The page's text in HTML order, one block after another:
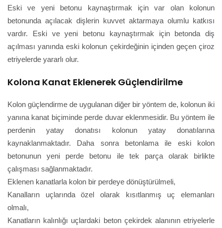
Eski ve yeni betonu kaynaştırmak için var olan kolonun
betonunda açılacak dişlerin kuvvet aktarmaya olumlu katkısı
vardır. Eski ve yeni betonu kaynaştırmak için betonda diş
açılması yanında eski kolonun çekirdeğinin içinden geçen çiroz
etriyelerde yararlı olur.
Kolona Kanat Eklenerek Güçlendirilme
Kolon güçlendirme de uygulanan diğer bir yöntem de, kolonun iki
yanına kanat biçiminde perde duvar eklenmesidir. Bu yöntem ile
perdenin yatay donatısı kolonun yatay donatılarına
kaynaklanmaktadır. Daha sonra betonlama ile eski kolon
betonunun yeni perde betonu ile tek parça olarak birlikte
çalışması sağlanmaktadır.
Eklenen kanatlarla kolon bir perdeye dönüştürülmeli,
Kanalların uçlarında özel olarak kısıtlanmış uç elemanları
olmalı,
Kanatların kalınlığı uçlardaki beton çekirdek alanının etriyelerle